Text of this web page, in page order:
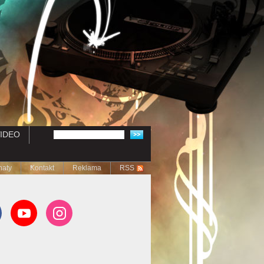
Kontakt Reklama RSS